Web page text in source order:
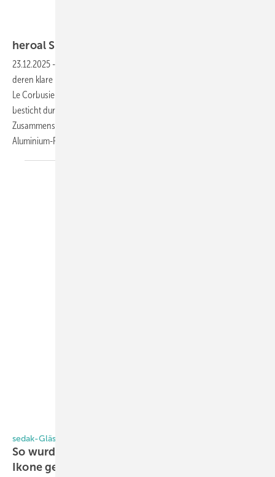
heroal Systeme für eine Villa in
23.12.2025 -
deren klare horizontale Gliederung stilistisch an die Villa Savoye von
Le Corbusier erinnert. Das auf Nachhaltigkeit ausgelegte Gebäude
besticht durch eine zurückhaltende Architektur. Für ein harmonisches
Zusammenspiel von Innen- und Außenraum sorgen hochwertige
Aluminium-Fenster, -Türen und -Schiebetüren von
sedak-Gläser für das Henderson in Hongkong
So wurden die 3100 Gläser für die Hochhaus-
Ikonegefertigt